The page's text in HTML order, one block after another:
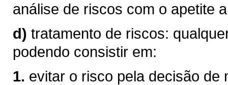
análise de riscos com o apetite
d) tratamento de riscos:
podendo consistir em:
1. evitar o risco pela decisão de